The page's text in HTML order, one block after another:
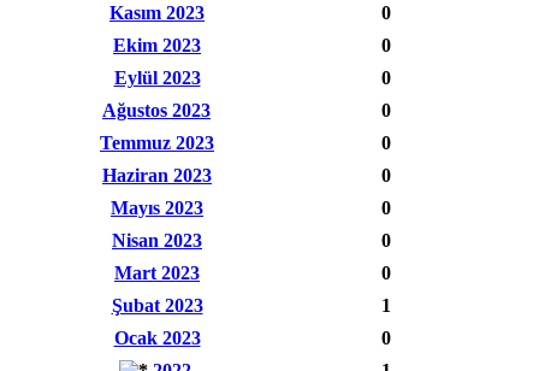
Kasım 2023
0
Ekim 2023
0
Eylül 2023
0
Ağustos 2023
0
Temmuz 2023
0
Haziran 2023
0
Mayıs 2023
0
Nisan 2023
0
Mart 2023
0
Şubat 2023
1
Ocak 2023
0